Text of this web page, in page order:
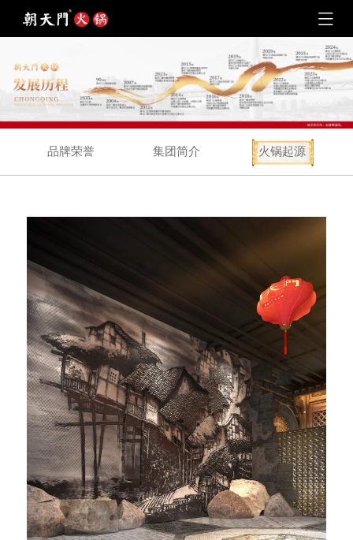
品牌荣誉 集团简介 火锅起源